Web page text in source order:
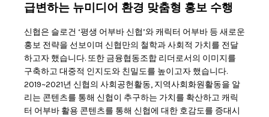
급변하는 뉴미디어 환경 맞춤형 홍보 수행
신협은 슬로건 ‘평생 어부바 신협’와 캐릭터 어부바 등 새로운
홍보 전략을 선보이며 신협만의 철학과 사회적 가치를 전달
하고자 했습니다. 또한 금융협동조합 리더로서의 이미지를
구축하고 대중적 인지도와 친밀도를 높이고자 했습니다.
2019~2021년 신협의 사회공헌활동, 지역사회화원활동을 알
리는 콘텐츠를 통해 신협이 추구하는 가치를 확산하고 캐릭
터 어부바 활용 콘텐츠를 통해 신협에 대한 호감도를 증대시